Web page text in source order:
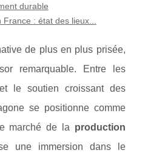
durable
: état des lieux...
de plus en plus prisée,
remarquable. Entre les
le soutien croissant des
se positionne comme
marché de la production
une immersion dans le